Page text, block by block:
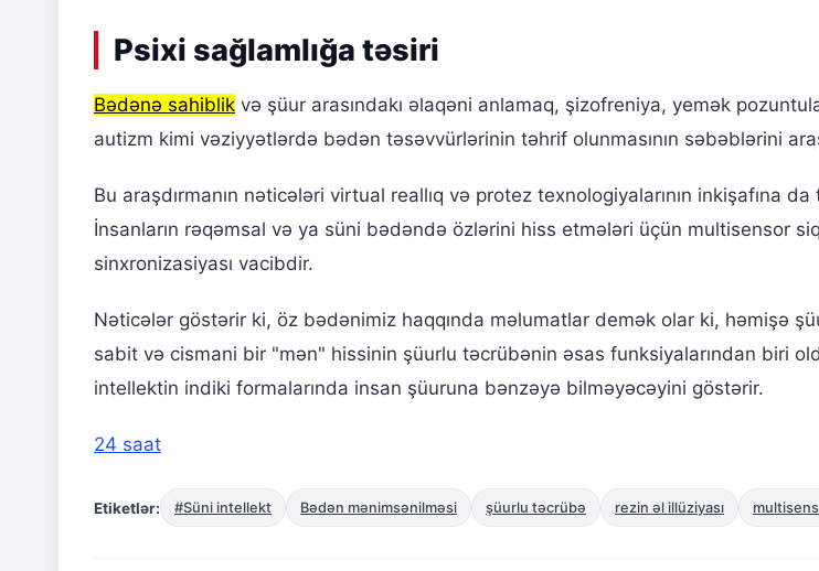
Psixi sağlamlığa təsiri
Bədənə sahiblik və şüur arasındakı əlaqəni anlamaq, şizofreniya, yemək
autizm kimi vəziyyətlərdə bədən təsəvvürlərinin təhrif olunmasının səbəblərini
Bu araşdırmanın nəticələri virtual reallıq və protez texnologiyalarının inkişafına
İnsanların rəqəmsal və ya süni bədəndə özlərini hiss etmələri üçün multisensor
sinxronizasiyası vacibdir.
Nəticələr göstərir ki, öz bədənimiz haqqında məlumatlar demək olar ki, həmişə
sabit və cismani bir "mən" hissinin şüurlu təcrübənin əsas funksiyalarından biri
intellektin indiki formalarında insan şüuruna bənzəyə bilməyəcəyini göstərir.
24 saat
Etiketlər: #Süni intellekt Bədən mənimsənilməsi şüurlu təcrübə rezin əl illüziyası